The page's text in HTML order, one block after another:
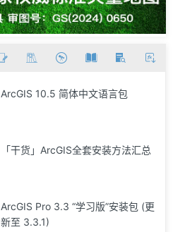
ArcGIS 10.5 简体中文语言包
「干货」ArcGIS全套安装方法汇总
ArcGIS Pro 3.3 “学习版”安装包 (更
新至 3.3.1)